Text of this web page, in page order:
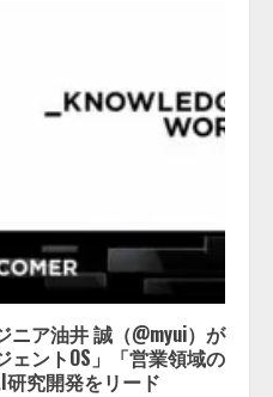
ア油井 誠（@myui）が
ェントOS」「営業領域の
研究開発をリード